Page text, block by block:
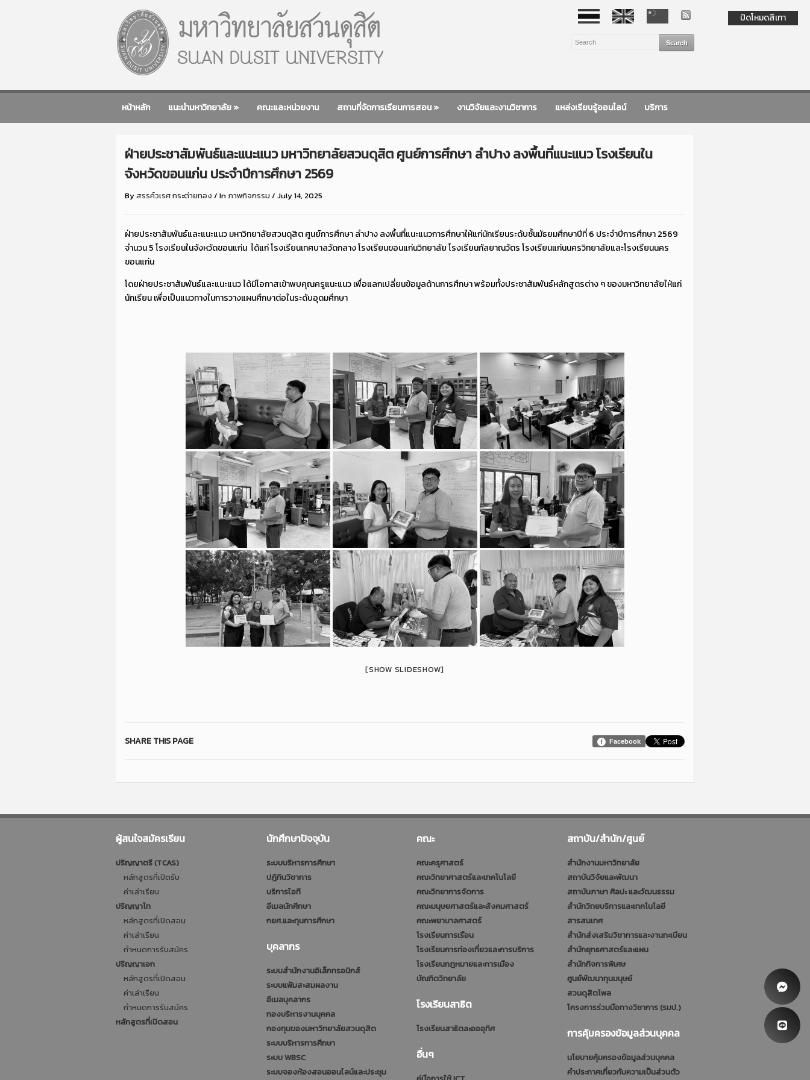
หน้าหลัก แนะนำมหาวิทยาลัย» คณะและหน่วยงาน สถานที่จัดการเรียนการสอน» งานวิจัยและงานวิชาการ แหล่งเรียนรู้ออนไลน์ บริการ
ฝ่ายประชาสัมพันธ์และแนะแนว มหาวิทยาลัยสวนดุสิต ศูนย์การศึกษา ลำปาง ลงพื้นที่แนะแนว โรงเรียนใน
จังหวัดขอนแก่น ประจำปีการศึกษา 2569
Byสรรค์วเรศ กระต่ายทอง / Inภาพกิจกรรม / July 14, 2025
ฝ่ายประชาสัมพันธ์และแนะแนว มหาวิทยาลัยสวนดุสิต ศูนย์การศึกษา ลำปาง ลงพื้นที่แนะแนวการศึกษาให้แก่นักเรียนระดับชั้นมัธยมศึกษาปีที่ 6 ประจำปีการศึกษา 2569
จำนวน 5 โรงเรียนในจังหวัดขอนแก่น ได้แก่ โรงเรียนเทศบาลวัดกลาง โรงเรียนขอนแก่นวิทยาลัย โรงเรียนกัลยาณวัตร โรงเรียนแก่นนครวิทยาลัยและโรงเรียนนคร
ขอนแก่น
โดยฝ่ายประชาสัมพันธ์และแนะแนว ได้มีโอกาสเข้าพบคุณครูแนะแนว เพื่อแลกเปลี่ยนข้อมูลด้านการศึกษา พร้อมทั้งประชาสัมพันธ์หลักสูตรต่าง ๆ ของมหาวิทยาลัยให้แก่
นักเรียน เพื่อเป็นแนวทางในการวางแผนศึกษาต่อในระดับอุดมศึกษา
[SHOW SLIDESHOW]
Facebook
SHARE THIS PAGE
ผู้สนใจสมัครเรียน
ปริญญาตรี (TCAS)
หลักสูตรที่เปิดรับ
ค่าเล่าเรียน
ปริญญาโท
หลักสูตรที่เปิดสอน
ค่าเล่าเรียน
กำหนดการรับสมัคร
ปริญญาเอก
หลักสูตรที่เปิดสอน
ค่าเล่าเรียน
กำหนดการรับสมัคร
หลักสูตรที่เปิดสอน
นักศึกษาปัจจุบัน
ระบบบริหารการศึกษา
ปฎิทินวิชาการ
บริการไอที
อีเมลนักศึกษา
กยศ.และทุนการศึกษา
บุคลากร
ระบบสำนักงานอิเล็กทรอนิกส์
ระบบแฟ้มสะสมผลงาน
อีเมลบุคลากร
กองบริหารงานบุคคล
กองทุนของมหาวิทยาลัยสวนดุสิต
ระบบบริหารการศึกษา
ระบบ WBSC
ระบบจองห้องสอนออนไลน์และประชุม
คณะ
คณะครุศาสตร์
คณะวิทยาศาสตร์และเทคโนโลยี
คณะวิทยาการจัดการ
คณะมนุษยศาสตร์และสังคมศาสตร์
คณะพยาบาลศาสตร์
โรงเรียนการเรือน
โรงเรียนการท่องเที่ยวและการบริการ
โรงเรียนกฎหมายและการเมือง
บัณฑิตวิทยาลัย
โรงเรียนสาธิต
โรงเรียนสาธิตละอออุทิศ
อื่นๆ
สถาบัน/สำนัก/ศูนย์
สำนักงานมหาวิทยาลัย
สถาบันวิจัยและพัฒนา
สถาบันภาษา ศิลปะ และวัฒนธรรม
สำนักวิทยบริการและเทคโนโลยี
สารสนเทศ
สำนักส่งเสริมวิชาการและงานทะเบียน
สำนักยุทธศาสตร์และแผน
สำนักกิจการพิเศษ
ศูนย์พัฒนาทุนมนุษย์
สวนดุสิตโพล
โครงการร่วมมือทางวิชาการ (รมป.)
การคุ้มครองข้อมูลส่วนบุคคล
นโยบายคุ้มครองข้อมูลส่วนบุคคล
คำประกาศเกี่ยวกับความเป็นส่วนตัว
ปิดโหมดสีเทา